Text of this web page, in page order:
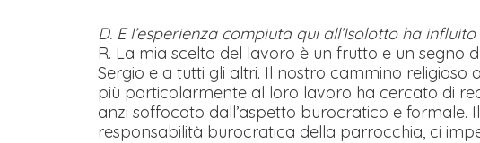
D. E l’esperienza compiuta qui all’Isolotto ha
R. La mia scelta del lavoro è un frutto e un segno
Sergio e a tutti gli altri. Il nostro cammino
più particolarmente al loro lavoro ha cercato di
anzi soffocato dall’aspetto burocratico e
responsabilità burocratica della parrocchia, ci